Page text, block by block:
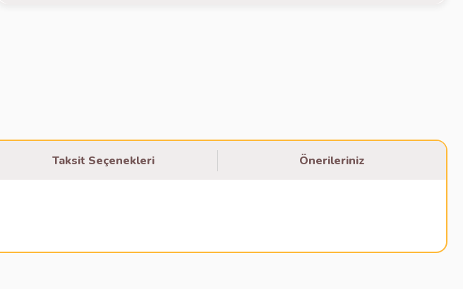
Taksit Seçenekleri Önerileriniz